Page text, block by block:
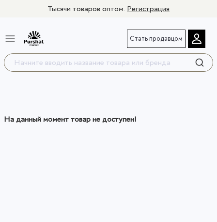
Тысячи товаров оптом. Регистрация
Стать продавцом
На данный момент товар не доступен!